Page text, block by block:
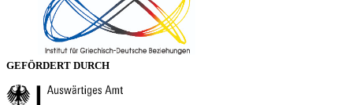
GEFÖRDERT DURCH